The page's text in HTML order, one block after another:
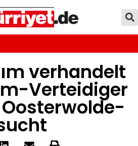
verhandelt
Verteidiger